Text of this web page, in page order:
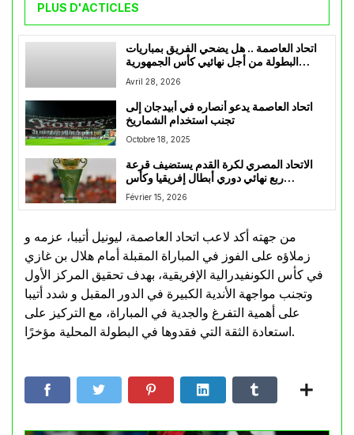
PLUS D'ACTICLES
اتحاد العاصمة .. هل يضحي الفريق بمباريات
البطولة من أجل نهائيي كأس الجمهورية
والكونفدرالية؟
Avril 28, 2026
اتحاد العاصمة يدعو أنصاره في أبيدجان إلى
تجنب استخدام الشماريخ
Octobre 18, 2025
الاتحاد المصري لكرة القدم يستضيف قرعة
ربع نهائي دوري أبطال إفريقيا وكأس
الكونفدرالية
Février 15, 2026
من جهته أكد لاعب اتحاد العاصمة، ليونيل أتيبا، عزمه و
زملاؤه على الفوز في المباراة المقبلة أمام هلال بن غازي
في كأس الكونفيدرالية الإفريقية، بهدف تحقيق المركز الأول
وتجنب مواجهة الأندية الكبيرة في الدور المقبل و شدد أتيبا
على أهمية التفرغ والجدية في المباراة، مع التركيز على
استعادة الثقة التي فقدوها في البطولة المحلية مؤخرًا.